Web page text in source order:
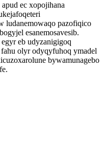
ec xopojihana
ludanemowaqo pazofiqico
esanemosavesib.
eb udyzanigigoq
olyr odyqyfuhoq ymadel
bywamunagebo